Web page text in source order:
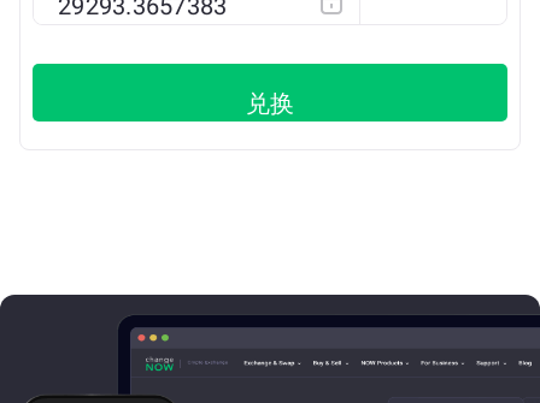
兑换